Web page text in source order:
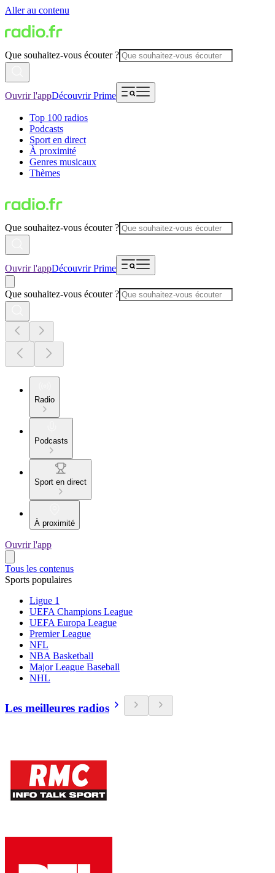
Aller au contenu
Que souhaitez-vous écouter ?
Ouvrir l'appDécouvrir Prime
Top 100 radios
Podcasts
Sport en direct
À proximité
Genres musicaux
Thèmes
Que souhaitez-vous écouter ?
Ouvrir l'appDécouvrir Prime
Que souhaitez-vous écouter ?
Radio
Podcasts
Sport en direct
À proximité
Ouvrir l'app
Tous les contenus
Sports populaires
Ligue 1
UEFA Champions League
UEFA Europa League
Premier League
NFL
NBA Basketball
Major League Baseball
NHL
Les meilleures radios